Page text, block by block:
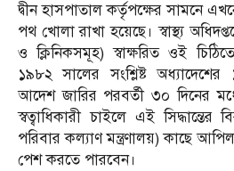
দ্বীন হাসপাতাল কর্তৃপক্ষের সামনে
পথ খোলা রাখা হয়েছে। স্বাস্থ্য
ও ক্লিনিকসমূহ) স্বাক্ষরিত ওই
১৯৮২ সালের সংশ্লিষ্ট
আদেশ জারির পরবর্তী ৩০ দিনের
স্বত্বাধিকারী চাইলে এই সিদ্ধান্তের
পরিবার কল্যাণ মন্ত্রণালয়) কাছে
পেশ করতে পারবেন।